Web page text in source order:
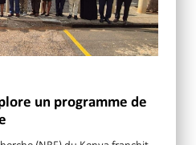
un programme de